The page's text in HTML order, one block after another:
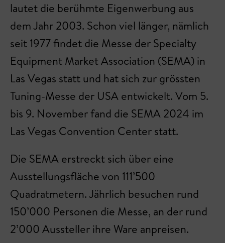
lautet die berühmte Eigenwerbung aus
dem Jahr 2003. Schon viel länger, nämlich
seit 1977 findet die Messe der Specialty
Equipment Market Association (SEMA) in
Las Vegas statt und hat sich zur grössten
Tuning-Messe der USA entwickelt. Vom 5.
bis 9. November fand die SEMA 2024 im
Las Vegas Convention Center statt.
Die SEMA erstreckt sich über eine
Ausstellungsfläche von 111’500
Quadratmetern. Jährlich besuchen rund
150’000 Personen die Messe, an der rund
2’000 Aussteller ihre Ware anpreisen.